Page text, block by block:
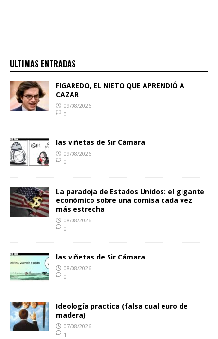
ULTIMAS ENTRADAS
FIGAREDO, EL NIETO QUE APRENDIÓ A
CAZAR
09/08/2026
0
las viñetas de Sir Cámara
09/08/2026
0
La paradoja de Estados Unidos: el gigante
económico sobre una cornisa cada vez
más estrecha
08/08/2026
0
las viñetas de Sir Cámara
08/08/2026
0
Ideología practica (falsa cual euro de
madera)
07/08/2026
1